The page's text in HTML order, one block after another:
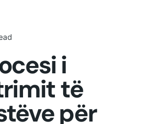
i
të
për